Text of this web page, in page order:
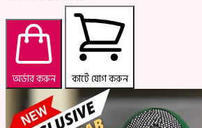
অর্ডার করুন কার্টে যোগ করুন